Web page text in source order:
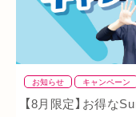
眼精疲労 スマホ首
美容鍼
オープン 秋バテ
ストレートネック
お知らせ キャンペーン
【8月限定】お得な